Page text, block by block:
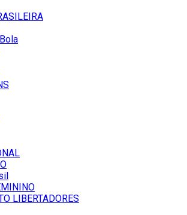
LIBERTADORES